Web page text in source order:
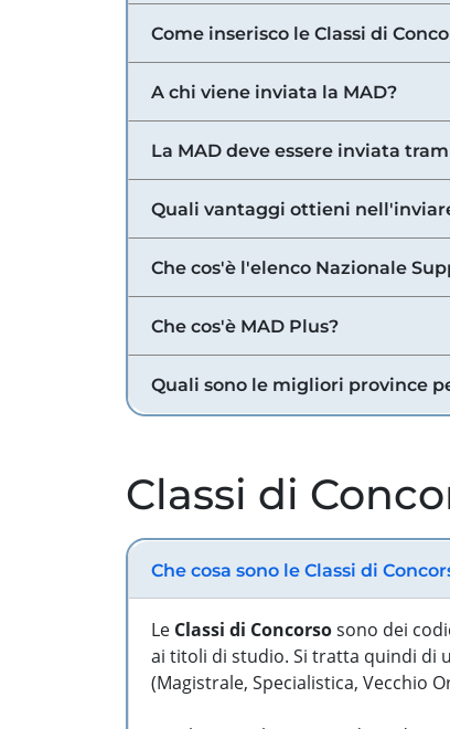
Come inserisco le Classi di
A chi viene inviata la MAD?
La MAD deve essere inviata
Quali vantaggi ottieni
Che cos'è l'elenco Nazionale
Che cos'è MAD Plus?
Quali sono le migliori province
Classi di
Che cosa sono le Classi di
Le Classi di Concorsosono dei
ai titoli di studio. Si tratta quindi di
(Magistrale, Specialistica, Vecchio